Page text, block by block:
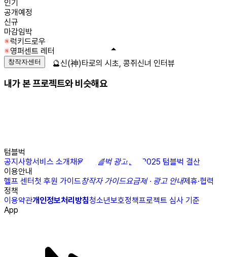
인기
공개예정
신규
마감임박
럭키드로우
영퍼센트 레터
창작자센터
내가 본 프로젝트와 비슷해요
텀블벅
공지사항서비스 소개채용N 텀블벅 광고센터
2025 텀블벅 결산
이용안내
헬프 센터첫 후원 가이드창작자 가이드요금제 · 광고 안내제휴·협력
정책
이용약관개인정보처리방침청소년보호정책프로젝트 심사 기준
App
🔮신(神)타로의 시초, 콩쥐신녀 인터뷰